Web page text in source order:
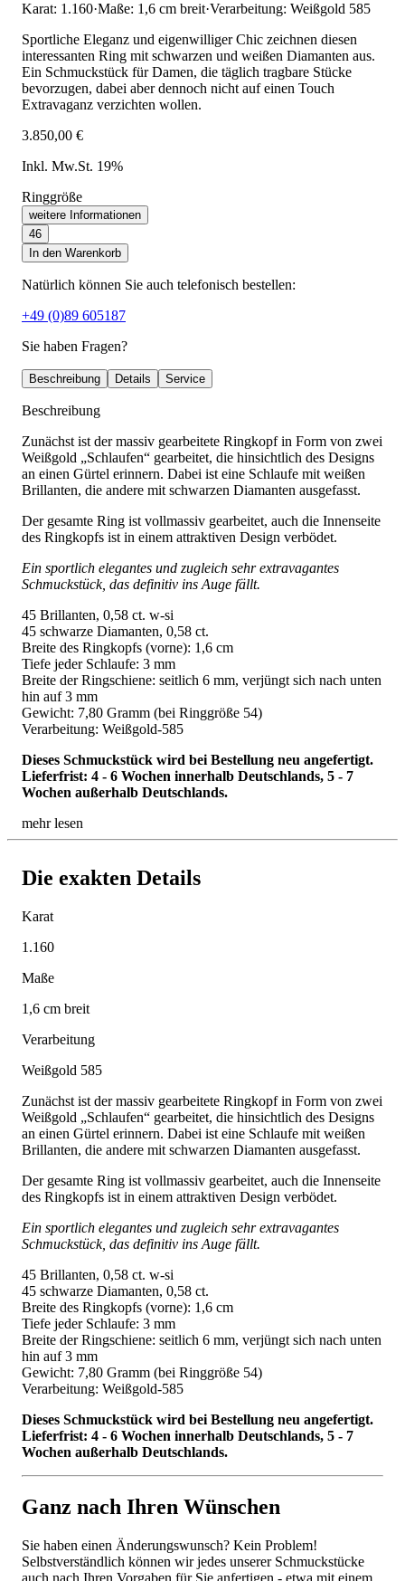
Karat: 1.160·Maße: 1,6 cm breit·Verarbeitung: Weißgold 585
Sportliche Eleganz und eigenwilliger Chic zeichnen diesen
interessanten Ring mit schwarzen und weißen Diamanten aus.
Ein Schmuckstück für Damen, die täglich tragbare Stücke
bevorzugen, dabei aber dennoch nicht auf einen Touch
Extravaganz verzichten wollen.
3.850,00 €
Inkl. Mw.St. 19%
Ringgröße
weitere Informationen
46
In den Warenkorb
Natürlich können Sie auch telefonisch bestellen:
+49 (0)89 605187
Sie haben Fragen?
Beschreibung Details Service
Beschreibung
Zunächst ist der massiv gearbeitete Ringkopf in Form von zwei
Weißgold „Schlaufen“ gearbeitet, die hinsichtlich des Designs
an einen Gürtel erinnern. Dabei ist eine Schlaufe mit weißen
Brillanten, die andere mit schwarzen Diamanten ausgefasst.
Der gesamte Ring ist vollmassiv gearbeitet, auch die Innenseite
des Ringkopfs ist in einem attraktiven Design verbödet.
Ein sportlich elegantes und zugleich sehr extravagantes
Schmuckstück, das definitiv ins Auge fällt.
45 Brillanten, 0,58 ct. w-si
45 schwarze Diamanten, 0,58 ct.
Breite des Ringkopfs (vorne): 1,6 cm
Tiefe jeder Schlaufe: 3 mm
Breite der Ringschiene: seitlich 6 mm, verjüngt sich nach unten
hin auf 3 mm
Gewicht: 7,80 Gramm (bei Ringgröße 54)
Verarbeitung: Weißgold-585
Dieses Schmuckstück wird bei Bestellung neu angefertigt.
Lieferfrist: 4 - 6 Wochen innerhalb Deutschlands, 5 - 7
Wochen außerhalb Deutschlands.
mehr lesen
Die exakten Details
Karat
1.160
Maße
1,6 cm breit
Verarbeitung
Weißgold 585
Zunächst ist der massiv gearbeitete Ringkopf in Form von zwei
Weißgold „Schlaufen“ gearbeitet, die hinsichtlich des Designs
an einen Gürtel erinnern. Dabei ist eine Schlaufe mit weißen
Brillanten, die andere mit schwarzen Diamanten ausgefasst.
Der gesamte Ring ist vollmassiv gearbeitet, auch die Innenseite
des Ringkopfs ist in einem attraktiven Design verbödet.
Ein sportlich elegantes und zugleich sehr extravagantes
Schmuckstück, das definitiv ins Auge fällt.
45 Brillanten, 0,58 ct. w-si
45 schwarze Diamanten, 0,58 ct.
Breite des Ringkopfs (vorne): 1,6 cm
Tiefe jeder Schlaufe: 3 mm
Breite der Ringschiene: seitlich 6 mm, verjüngt sich nach unten
hin auf 3 mm
Gewicht: 7,80 Gramm (bei Ringgröße 54)
Verarbeitung: Weißgold-585
Dieses Schmuckstück wird bei Bestellung neu angefertigt.
Lieferfrist: 4 - 6 Wochen innerhalb Deutschlands, 5 - 7
Wochen außerhalb Deutschlands.
Ganz nach Ihren Wünschen
Sie haben einen Änderungswunsch? Kein Problem!
Selbstverständlich können wir jedes unserer Schmuckstücke
auch nach Ihren Vorgaben für Sie anfertigen - etwa mit einem